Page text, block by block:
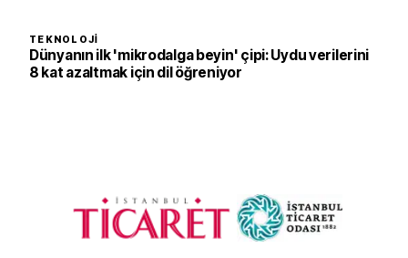
TEKNOLOJI
Dünyanın ilk 'mikrodalga beyin' çipi: Uydu verilerini
8 kat azaltmak için dil öğreniyor